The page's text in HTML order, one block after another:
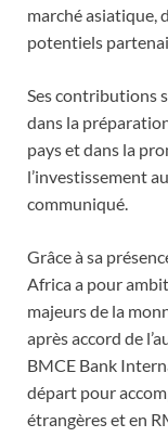
marché asiatique,
potentiels
Ses contributions
dans la
pays et dans la
l’investissement
communiqué.
Grâce à sa
Africa a pour
majeurs de la
après accord de
BMCE Bank
départ pour
étrangères et en